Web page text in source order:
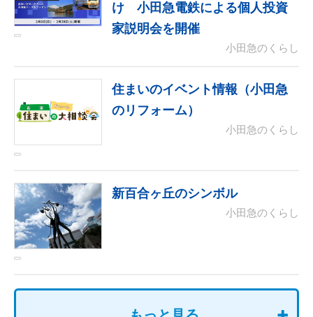
け 小田急電鉄による個人投資
家説明会を開催
小田急のくらし
住まいのイベント情報（小田急
のリフォーム）
小田急のくらし
新百合ヶ丘のシンボル
小田急のくらし